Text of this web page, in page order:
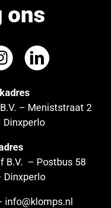
ons
– Meniststraat 2
Dinxperlo
B.V. – Postbus 58
Dinxperlo
info@klomps.nl